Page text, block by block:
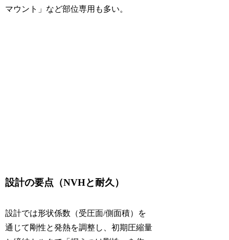
マウント」など部位専用も多い。
設計の要点（NVHと耐久）
設計では形状係数（受圧面/側面積）を
通じて剛性と発熱を調整し、初期圧縮量